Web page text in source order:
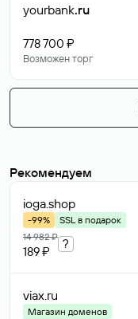
yourbank.ru
778 700 ₽
Возможен торг
Рекомендуем
ioga.shop
-99%
SSL в подарок
14 982 ₽
189 ₽
?
viax.ru
Магазин доменов